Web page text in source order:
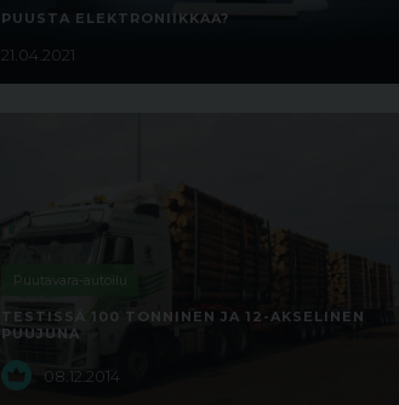
PUUSTA ELEKTRONIIKKAA?
21.04.2021
Puutavara-autoilu
TESTISSÄ 100 TONNINEN JA 12-AKSELINEN
PUUJUNA
08.12.2014